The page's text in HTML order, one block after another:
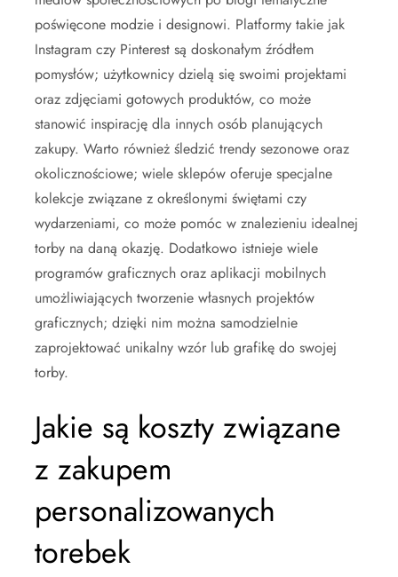
poświęcone modzie i designowi. Platformy takie jak
Instagram czy Pinterest są doskonałym źródłem
pomysłów; użytkownicy dzielą się swoimi projektami
oraz zdjęciami gotowych produktów, co może
stanowić inspirację dla innych osób planujących
zakupy. Warto również śledzić trendy sezonowe oraz
okolicznościowe; wiele sklepów oferuje specjalne
kolekcje związane z określonymi świętami czy
wydarzeniami, co może pomóc w znalezieniu idealnej
torby na daną okazję. Dodatkowo istnieje wiele
programów graficznych oraz aplikacji mobilnych
umożliwiających tworzenie własnych projektów
graficznych; dzięki nim można samodzielnie
zaprojektować unikalny wzór lub grafikę do swojej
torby.
Jakie są koszty związane
z zakupem
personalizowanych
torebek